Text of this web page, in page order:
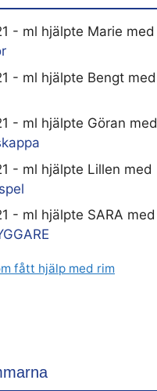
- ml hjälpte Marie med
- ml hjälpte Bengt med
- ml hjälpte Göran med
- ml hjälpte Lillen med
- ml hjälpte SARA med
fått hjälp med rim